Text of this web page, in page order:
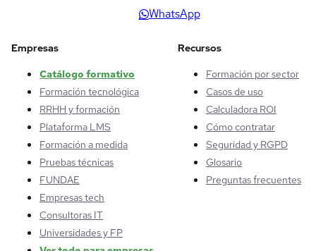
WhatsApp
Empresas
Catálogo formativo
Formación tecnológica
RRHH y formación
Plataforma LMS
Formación a medida
Pruebas técnicas
FUNDAE
Empresas tech
Consultoras IT
Universidades y FP
Recursos
Formación por sector
Casos de uso
Calculadora ROI
Cómo contratar
Seguridad y RGPD
Glosario
Preguntas frecuentes